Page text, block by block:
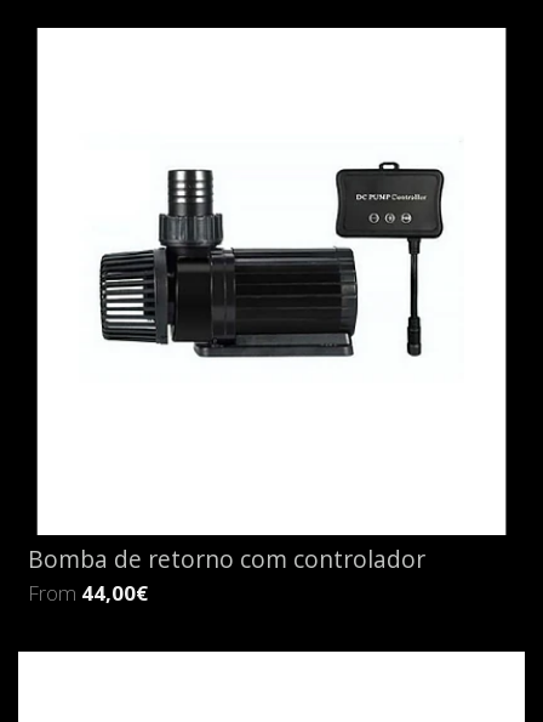
Bomba de retorno com controlador
From 44,00€